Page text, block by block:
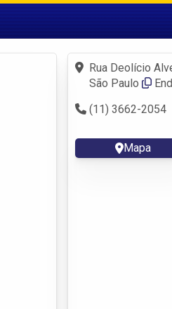
Fazer login
Criar conta
Rua Deolício
São Paulo
(11) 3662-2054
Mapa